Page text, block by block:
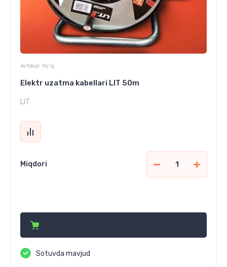
Artikul: Yo'q
Elektr uzatma kabellari LIT 50m
LIT
Miqdori
Sotuvda mavjud